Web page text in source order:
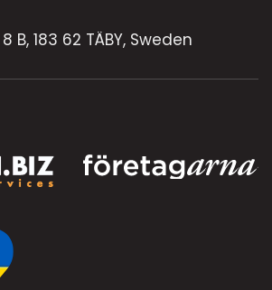
B, 183 62 TÄBY, Sweden